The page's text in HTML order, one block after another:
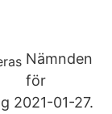
Nämnden
för
2021-01-27.